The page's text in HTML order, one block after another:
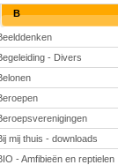
B
- Divers
mij thuis - downloads
- Amfibieën en reptielen